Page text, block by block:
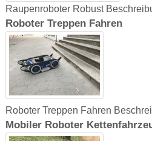
Raupenroboter Robust
Roboter Treppen Fahren
Roboter Treppen Fahren
Mobiler Roboter